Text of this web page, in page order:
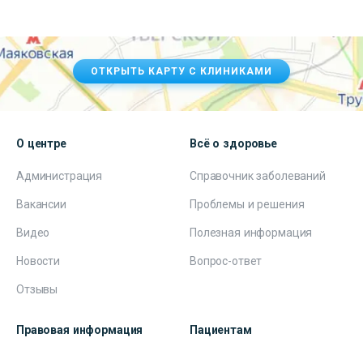
ОТКРЫТЬ КАРТУ С КЛИНИКАМИ
О центре
Администрация
Вакансии
Видео
Новости
Отзывы
Всё о здоровье
Справочник заболеваний
Проблемы и решения
Полезная информация
Вопрос-ответ
Правовая информация Пациентам